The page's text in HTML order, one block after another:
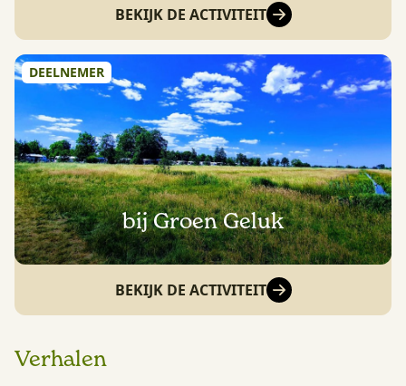
BEKIJK DE ACTIVITEIT
DEELNEMER
bij Groen Geluk
BEKIJK DE ACTIVITEIT
Verhalen